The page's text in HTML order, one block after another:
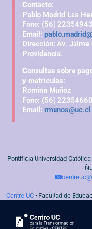
Contacto:
Pablo Madrid Las
Fono: (56)
Email:
Dirección: Av. Jaime
Providencia.
Consultas sobre
y matriculas:
Romina Muñoz
Fono: (56)
Email: rmunos@uc.cl
Pontificia Universidad Católica
Centre UC• Facultad de